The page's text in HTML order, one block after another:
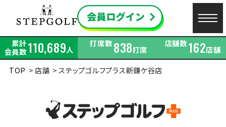
累計
会員数110,689人
打席数838打席
店舗数162店舗
TOP
店舗 ステップゴルフプラス新鎌ケ谷店